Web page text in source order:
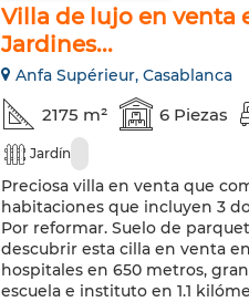
Villa de lujo en venta
Jardines...
Anfa Supérieur, Casablanca
2175 m² 6 Piezas
Jardín
Preciosa villa en venta que
habitaciones que incluyen 3
Por reformar. Suelo de
descubrir esta cilla en venta
hospitales en 650 metros,
escuela e instituto en 1.1